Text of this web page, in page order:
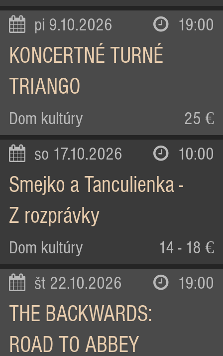
pi 9.10.2026 19:00
KONCERTNÉ TURNÉ
TRIANGO
Dom kultúry 25 €
so 17.10.2026 10:00
Smejko a Tanculienka -
Z rozprávky
Dom kultúry 14 - 18 €
št 22.10.2026 19:00
THE BACKWARDS:
ROAD TO ABBEY